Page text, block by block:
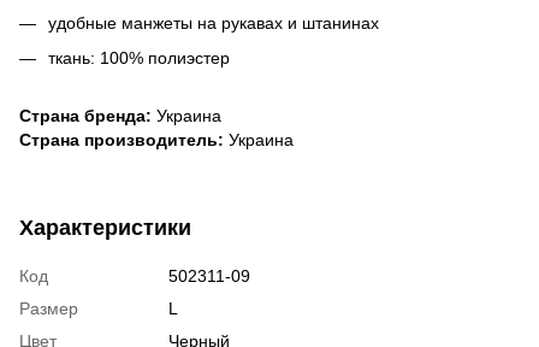
удобные манжеты на рукавах и штанинах
ткань: 100% полиэстер
Страна бренда: Украина
Страна производитель: Украина
Характеристики
Код
502311-09
Размер
L
Цвет
Черный